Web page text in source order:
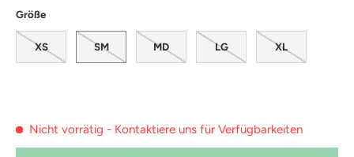
Größe
XS SM MD LG XL
Nicht vorrätig - Kontaktiere uns für Verfügbarkeiten